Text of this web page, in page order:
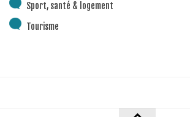
Sport, santé & logement
Tourisme